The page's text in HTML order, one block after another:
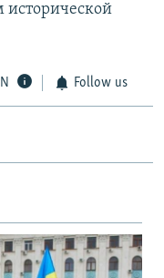
исторической
Follow us